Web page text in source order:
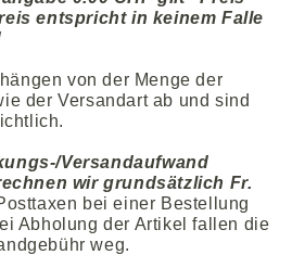
entspricht in keinem Falle
hängen von der Menge der
der Versandart ab und sind
Versandaufwand
wir grundsätzlich Fr.
bei einer Bestellung
Abholung der Artikel fallen die
weg.